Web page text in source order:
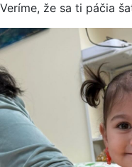
Veríme, že sa ti páčia